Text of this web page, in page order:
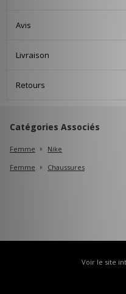
Avis
Livraison
Retours
Catégories Associés
Femme
Nike
Femme
Chaussures
Voir le site